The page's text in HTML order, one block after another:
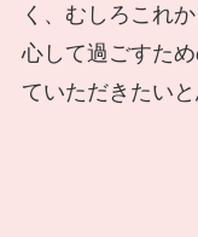
く、むしろこれ
心して過ごすた
ていただきたいと